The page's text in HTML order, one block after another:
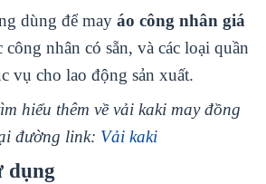
dùng để may áo công nhân giá
nhân có sẵn, và các loại quần
vụ cho lao động sản xuất.
hiểu thêm về vải kaki may đồng
đường link: Vải kaki
dụng